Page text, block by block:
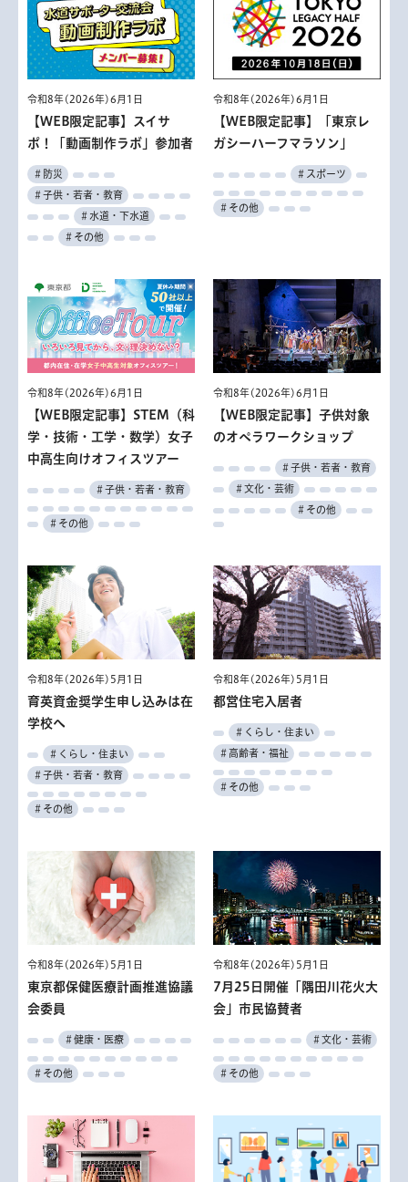
令和8年(2026年)6月1日
【WEB限定記事】スイサ
ポ！「動画制作ラボ」参加者
＃防災
＃子供・若者・教育
＃水道・下水道
＃その他
令和8年(2026年)6月1日
【WEB限定記事】「東京レ
ガシーハーフマラソン」
＃スポーツ
＃その他
令和8年(2026年)6月1日
【WEB限定記事】STEM（科
学・技術・工学・数学）女子
中高生向けオフィスツアー
＃子供・若者・教育
＃その他
令和8年(2026年)6月1日
【WEB限定記事】子供対象
のオペラワークショップ
＃子供・若者・教育
＃文化・芸術
＃その他
令和8年(2026年)5月1日
育英資金奨学生申し込みは在
学校へ
＃くらし・住まい
＃子供・若者・教育
＃その他
令和8年(2026年)5月1日
都営住宅入居者
＃くらし・住まい
＃高齢者・福祉
＃その他
令和8年(2026年)5月1日
東京都保健医療計画推進協議
会委員
＃健康・医療
＃その他
令和8年(2026年)5月1日
7月25日開催「隅田川花火大
会」市民協賛者
＃文化・芸術
＃その他